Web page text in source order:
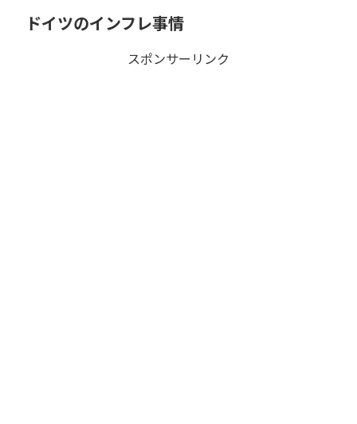
ドイツのインフレ事情
スポンサーリンク